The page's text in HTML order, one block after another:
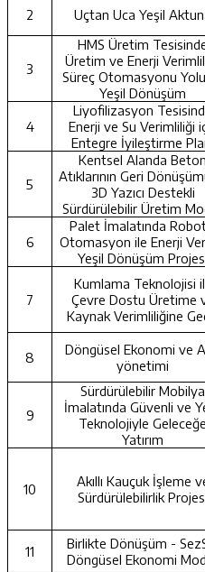
2 Uçtan Uca Yeşil
3
HMS Üretim
Üretim ve Enerji
Süreç Otomasyonu
Yeşil Dönüşüm
4
Liyofilizasyon
Enerji ve Su Verimliliği
Entegre İyileştirme
5
Kentsel Alanda Beton
Atıklarının Geri
3D Yazıcı Destekli
Sürdürülebilir Üretim
6
Palet İmalatında
Otomasyon ile Enerji
Yeşil Dönüşüm
7
Kumlama Teknolojisi
Çevre Dostu Üretime
Kaynak Verimliliğine
8
Döngüsel Ekonomi ve
yönetimi
9
Sürdürülebilir Mobilya
İmalatında Güvenli ve
Teknolojiyle Geleceğe
Yatırım
10
Akıllı Kauçuk İşleme
Sürdürülebilirlik
11
Birlikte Dönüşüm -
Döngüsel Ekonomi